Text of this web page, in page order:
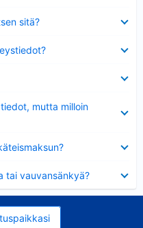
sitä?
mutta milloin
tai vauvansänkyä?